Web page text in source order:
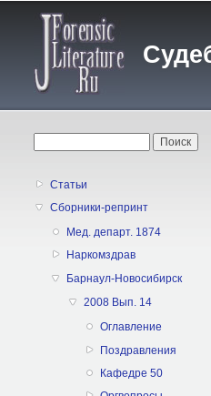
Статьи
Сборники-репринт
Мед. департ. 1874
Наркомздрав
Барнаул-Новосибирск
2008 Вып. 14
Оглавление
Поздравления
Кафедре 50